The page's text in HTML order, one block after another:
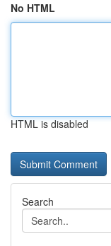
No HTML
HTML is disabled
Search